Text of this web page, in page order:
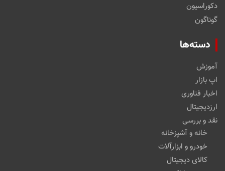
دکوراسیون
گوناگون
دسته‌ها
آموزش
اپ بازار
اخبار فناوری
ارزدیجیتال
نقد و بررسی
خانه و آشپزخانه
خودرو و ابزارآلات
کالای دیجیتال